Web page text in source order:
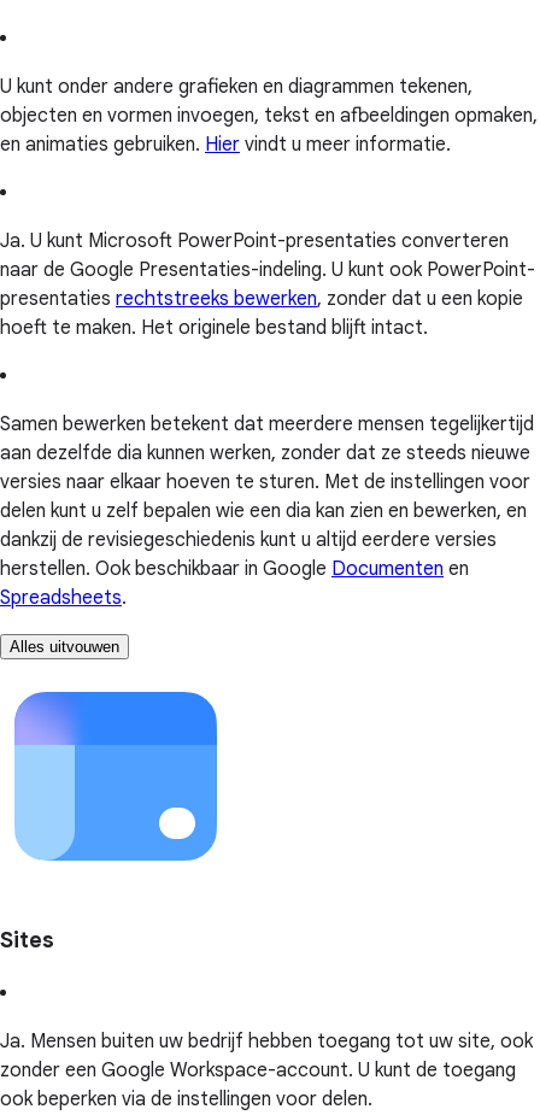
U kunt onder andere grafieken en diagrammen tekenen,
objecten en vormen invoegen, tekst en afbeeldingen opmaken,
en animaties gebruiken. Hier vindt u meer informatie.
Ja. U kunt Microsoft PowerPoint-presentaties converteren
naar de Google Presentaties-indeling. U kunt ook PowerPoint-
presentaties rechtstreeks bewerken, zonder dat u een kopie
hoeft te maken. Het originele bestand blijft intact.
Samen bewerken betekent dat meerdere mensen tegelijkertijd
aan dezelfde dia kunnen werken, zonder dat ze steeds nieuwe
versies naar elkaar hoeven te sturen. Met de instellingen voor
delen kunt u zelf bepalen wie een dia kan zien en bewerken, en
dankzij de revisiegeschiedenis kunt u altijd eerdere versies
herstellen. Ook beschikbaar in Google Documenten en
Spreadsheets.
Alles uitvouwen
Sites
Ja. Mensen buiten uw bedrijf hebben toegang tot uw site, ook
zonder een Google Workspace-account. U kunt de toegang
ook beperken via de instellingen voor delen.